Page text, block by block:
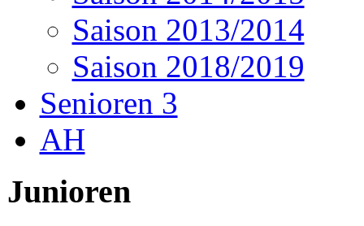
Saison 2013/2014
Saison 2018/2019
Senioren 3
AH
Junioren